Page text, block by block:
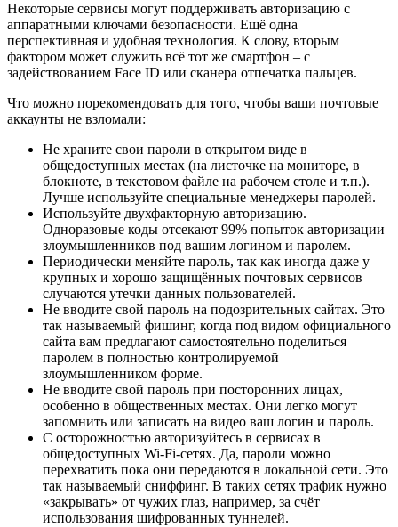
Некоторые сервисы могут поддерживать авторизацию с
аппаратными ключами безопасности. Ещё одна
перспективная и удобная технология. К слову, вторым
фактором может служить всё тот же смартфон – с
задействованием Face ID или сканера отпечатка пальцев.
Что можно порекомендовать для того, чтобы ваши почтовые
аккаунты не взломали:
Не храните свои пароли в открытом виде в
общедоступных местах (на листочке на мониторе, в
блокноте, в текстовом файле на рабочем столе и т.п.).
Лучше используйте специальные менеджеры паролей.
Используйте двухфакторную авторизацию.
Одноразовые коды отсекают 99% попыток авторизации
злоумышленников под вашим логином и паролем.
Периодически меняйте пароль, так как иногда даже у
крупных и хорошо защищённых почтовых сервисов
случаются утечки данных пользователей.
Не вводите свой пароль на подозрительных сайтах. Это
так называемый фишинг, когда под видом официального
сайта вам предлагают самостоятельно поделиться
паролем в полностью контролируемой
злоумышленником форме.
Не вводите свой пароль при посторонних лицах,
особенно в общественных местах. Они легко могут
запомнить или записать на видео ваш логин и пароль.
С осторожностью авторизуйтесь в сервисах в
общедоступных Wi-Fi-сетях. Да, пароли можно
перехватить пока они передаются в локальной сети. Это
так называемый сниффинг. В таких сетях трафик нужно
«закрывать» от чужих глаз, например, за счёт
использования шифрованных туннелей.